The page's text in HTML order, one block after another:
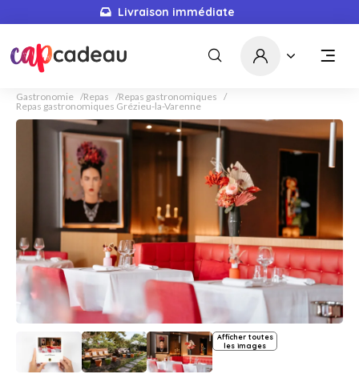
Livraison immédiate
Gastronomie Repas
Repas gastronomiques
Repas gastronomiques Grézieu-la-Varenne
Afficher toutes
les images